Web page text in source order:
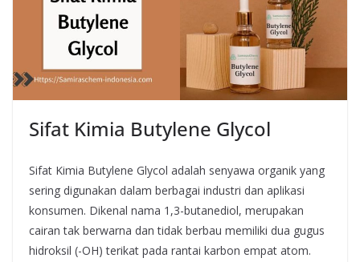
Sifat Kimia Butylene Glycol
Sifat Kimia Butylene Glycol adalah senyawa organik yang
sering digunakan dalam berbagai industri dan aplikasi
konsumen. Dikenal nama 1,3-butanediol, merupakan
cairan tak berwarna dan tidak berbau memiliki dua gugus
hidroksil (-OH) terikat pada rantai karbon empat atom.